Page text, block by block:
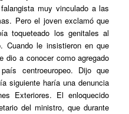
muy vinculado a las
Pero el joven exclamó que
toqueteado los genitales al
Cuando le insistieron en que
dio a conocer como agregado
centroeuropeo. Dijo que
siguiente haría una denuncia
Exteriores. El enloquecido
del ministro, que durante